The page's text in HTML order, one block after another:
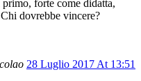
forte come didatta,
dovrebbe vincere?
28 Luglio 2017 At 13:51